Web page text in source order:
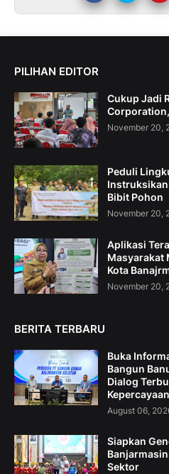
PILIHAN EDITOR
Cukup Jadi
November 20,
Peduli
Bibit Pohon
November 20,
Aplikasi
Masyarakat
Kota
November 20,
BERITA TERBARU
Buka
Bangun
Dialog
August 06,
Siapkan
Sektor